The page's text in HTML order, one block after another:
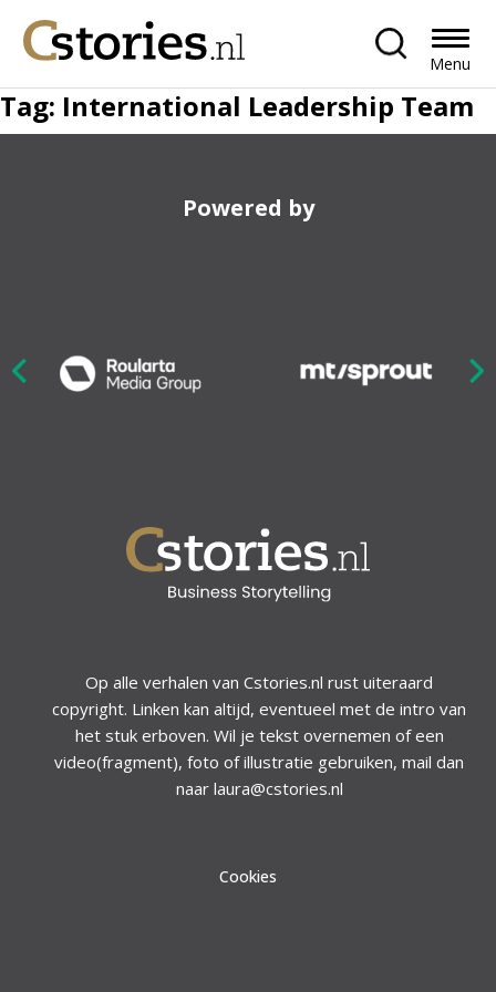
Menu
Tag: International Leadership Team
Powered by
Op alle verhalen van Cstories.nl rust uiteraard
copyright. Linken kan altijd, eventueel met de intro van
het stuk erboven. Wil je tekst overnemen of een
video(fragment), foto of illustratie gebruiken, mail dan
naar laura@cstories.nl
Cookies